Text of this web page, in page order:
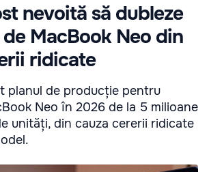
nevoită să dubleze
MacBook Neo din
ridicate
planul de producție pentru
Neo în 2026 de la 5 milioane
unități, din cauza cererii ridicate